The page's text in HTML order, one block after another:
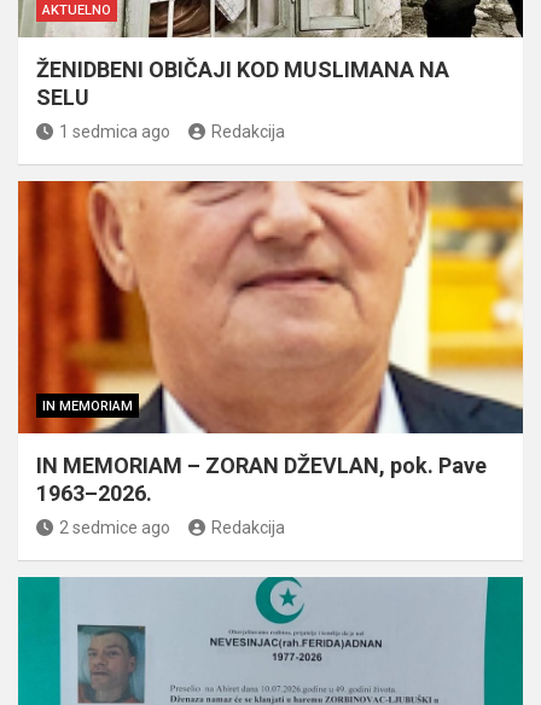
AKTUELNO
ŽENIDBENI OBIČAJI KOD MUSLIMANA NA
SELU
1 sedmica ago Redakcija
IN MEMORIAM
IN MEMORIAM – ZORAN DŽEVLAN, pok. Pave
1963–2026.
2 sedmice ago Redakcija